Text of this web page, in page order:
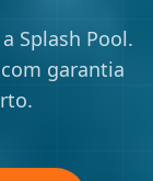
Splash Pool.
garantia